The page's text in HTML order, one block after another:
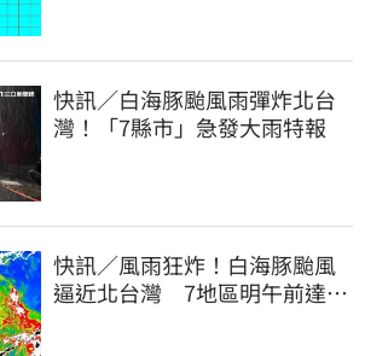
快訊／白海豚颱風雨彈炸北台
灣！「7縣市」急發大雨特報
快訊／風雨狂炸！白海豚颱風
逼近北台灣 7地區明午前達停